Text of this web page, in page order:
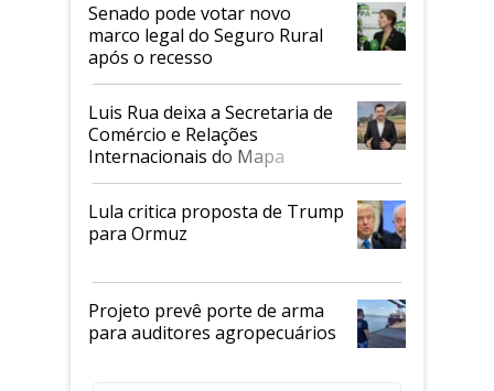
Senado pode votar novo
marco legal do Seguro Rural
após o recesso
Luis Rua deixa a Secretaria de
Comércio e Relações
Internacionais do Mapa
Lula critica proposta de Trump
para Ormuz
Projeto prevê porte de arma
para auditores agropecuários